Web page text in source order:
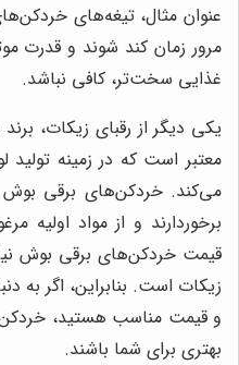
عنوان مثال، تیغه‌های
مرور زمان کند شوند و قدرت
غذایی سخت‌تر، کافی نباشد.
یکی دیگر از رقبای زیکات،
معتبر است که در زمینه تولید
می‌کند. خردکن‌های برقی بوش
برخوردارند و از مواد اولیه
قیمت خردکن‌های برقی بوش نیز
زیکات است. بنابراین، اگر به
و قیمت مناسب هستید،
بهتری برای شما باشند.